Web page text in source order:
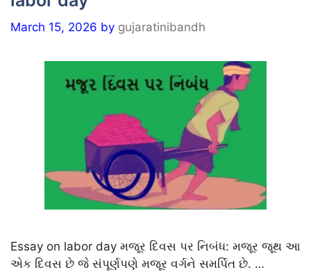
March 15, 2026 by gujaratinibandh
Essay on labor day મજૂર દિવસ પર નિબંધ: મજૂર જૂથ આ
એક દિવસ છે જે સંપૂર્ણપણે મજૂર વર્ગને સમર્પિત છે. …